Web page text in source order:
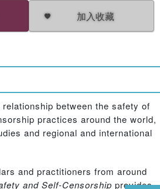
加入收藏
between the safety of
practices around the world,
and regional and international
and practitioners from around
and Self-Censorship provides